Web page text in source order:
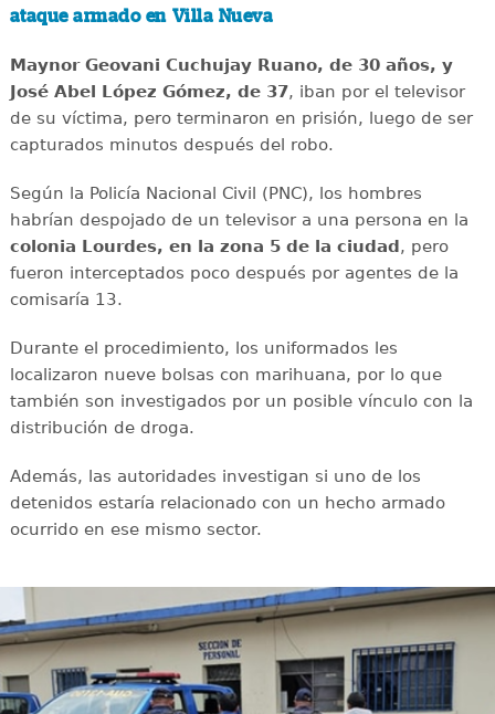
ataque armado en Villa Nueva
Maynor Geovani Cuchujay Ruano, de 30 años, y
José Abel López Gómez, de 37, iban por el televisor
de su víctima, pero terminaron en prisión, luego de ser
capturados minutos después del robo.
Según la Policía Nacional Civil (PNC), los hombres
habrían despojado de un televisor a una persona en la
colonia Lourdes, en la zona 5 de la ciudad, pero
fueron interceptados poco después por agentes de la
comisaría 13.
Durante el procedimiento, los uniformados les
localizaron nueve bolsas con marihuana, por lo que
también son investigados por un posible vínculo con la
distribución de droga.
Además, las autoridades investigan si uno de los
detenidos estaría relacionado con un hecho armado
ocurrido en ese mismo sector.